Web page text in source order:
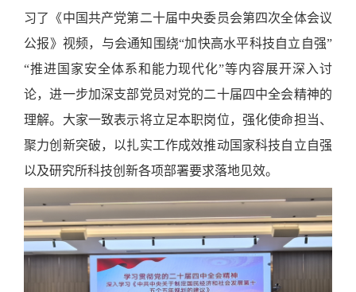
习了《中国共产党第二十届中央委员会第四次全体会议
公报》视频，与会通知围绕“加快高水平科技自立自强”
“推进国家安全体系和能力现代化”等内容展开深入讨
论，进一步加深支部党员对党的二十届四中全会精神的
理解。大家一致表示将立足本职岗位，强化使命担当、
聚力创新突破，以扎实工作成效推动国家科技自立自强
以及研究所科技创新各项部署要求落地见效。